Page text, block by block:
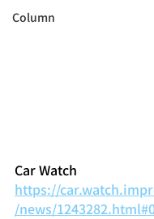
Column
Car Watch
https://
/news/